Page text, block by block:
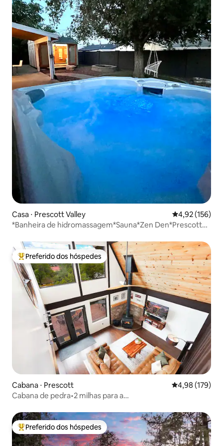
Casa ⋅ Prescott Valley 4,92 de uma
4,92 (156)
*Banheira de hidromassagem*Sauna*Zen Den*Prescott
Entre os melhores preferidos dos hóspedes
Preferido dos hóspedes
Cabana ⋅ Prescott 4,98 de uma
4,98 (179)
Cabana de pedra•2 milhas para a
Entre os melhores preferidos dos hóspedes
Preferido dos hóspedes